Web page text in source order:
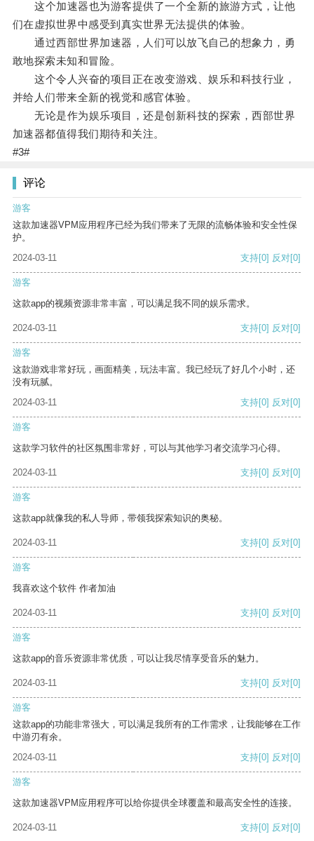
这个加速器也为游客提供了一个全新的旅游方式，让他
们在虚拟世界中感受到真实世界无法提供的体验。
通过西部世界加速器，人们可以放飞自己的想象力，勇
敢地探索未知和冒险。
这个令人兴奋的项目正在改变游戏、娱乐和科技行业，
并给人们带来全新的视觉和感官体验。
无论是作为娱乐项目，还是创新科技的探索，西部世界
加速器都值得我们期待和关注。
#3#
评论
游客
这款加速器VPM应用程序已经为我们带来了无限的流畅体验和安全性保
护。
2024-03-11
支持[0] 反对[0]
游客
这款app的视频资源非常丰富，可以满足我不同的娱乐需求。
2024-03-11 支持[0] 反对[0]
游客
这款游戏非常好玩，画面精美，玩法丰富。我已经玩了好几个小时，还
没有玩腻。
2024-03-11
支持[0] 反对[0]
游客
这款学习软件的社区氛围非常好，可以与其他学习者交流学习心得。
2024-03-11 支持[0] 反对[0]
游客
这款app就像我的私人导师，带领我探索知识的奥秘。
2024-03-11 支持[0] 反对[0]
游客
我喜欢这个软件 作者加油
2024-03-11 支持[0] 反对[0]
游客
这款app的音乐资源非常优质，可以让我尽情享受音乐的魅力。
2024-03-11 支持[0] 反对[0]
游客
这款app的功能非常强大，可以满足我所有的工作需求，让我能够在工作
中游刃有余。
2024-03-11
支持[0] 反对[0]
游客
这款加速器VPM应用程序可以给你提供全球覆盖和最高安全性的连接。
2024-03-11 支持[0] 反对[0]